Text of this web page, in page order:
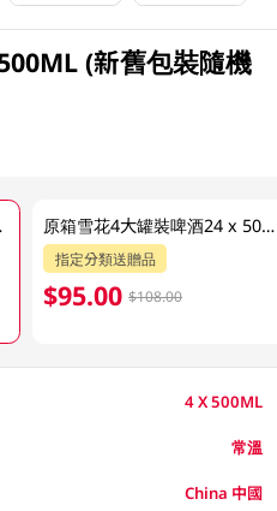
(新舊包裝隨機
發貨) 原箱雪花4大罐裝啤酒24 x 500ML
指定分類送贈品
$95.00 $108.00
4 X 500ML
常溫
China 中國